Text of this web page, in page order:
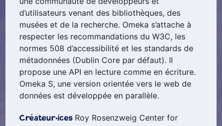
d’utilisateurs venant des bibliothèques, des
musées et de la recherche. Omeka s’attache à
respecter les recommandations du W3C, les
normes 508 d’accessibilité et les standards de
métadonnées (Dublin Core par défaut). Il
propose une API en lecture comme en écriture.
Omeka S, une version orientée vers le web de
données est développée en parallèle.
Créateur·ices Roy Rosenzweig Center for